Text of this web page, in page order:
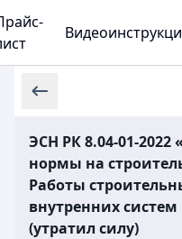
ЭСН РК 8.04-01-
нормы на
Работы
внутренних
(утратил силу)